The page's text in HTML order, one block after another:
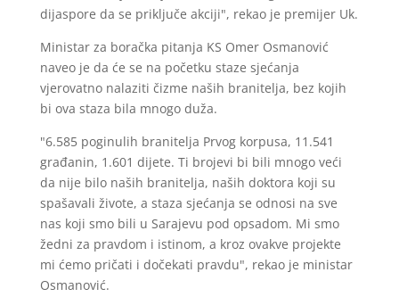
dijaspore da se priključe akciji", rekao je premijer Uk.
Ministar za boračka pitanja KS Omer Osmanović
naveo je da će se na početku staze sjećanja
vjerovatno nalaziti čizme naših branitelja, bez kojih
bi ova staza bila mnogo duža.
"6.585 poginulih branitelja Prvog korpusa, 11.541
građanin, 1.601 dijete. Ti brojevi bi bili mnogo veći
da nije bilo naših branitelja, naših doktora koji su
spašavali živote, a staza sjećanja se odnosi na sve
nas koji smo bili u Sarajevu pod opsadom. Mi smo
žedni za pravdom i istinom, a kroz ovakve projekte
mi ćemo pričati i dočekati pravdu", rekao je ministar
Osmanović.